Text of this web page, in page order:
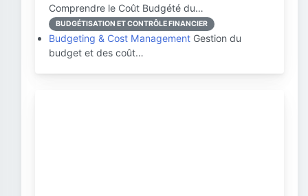
Comprendre le Coût Budgété du…
BUDGÉTISATION ET CONTRÔLE FINANCIER
Budgeting & Cost Management Gestion du
budget et des coût…